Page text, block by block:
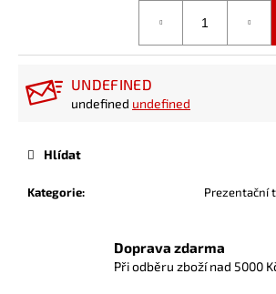
UNDEFINED
undefined undefined
Kategorie: Prezentační
Hlídat
Doprava zdarma
Při odběru zboží nad 5000